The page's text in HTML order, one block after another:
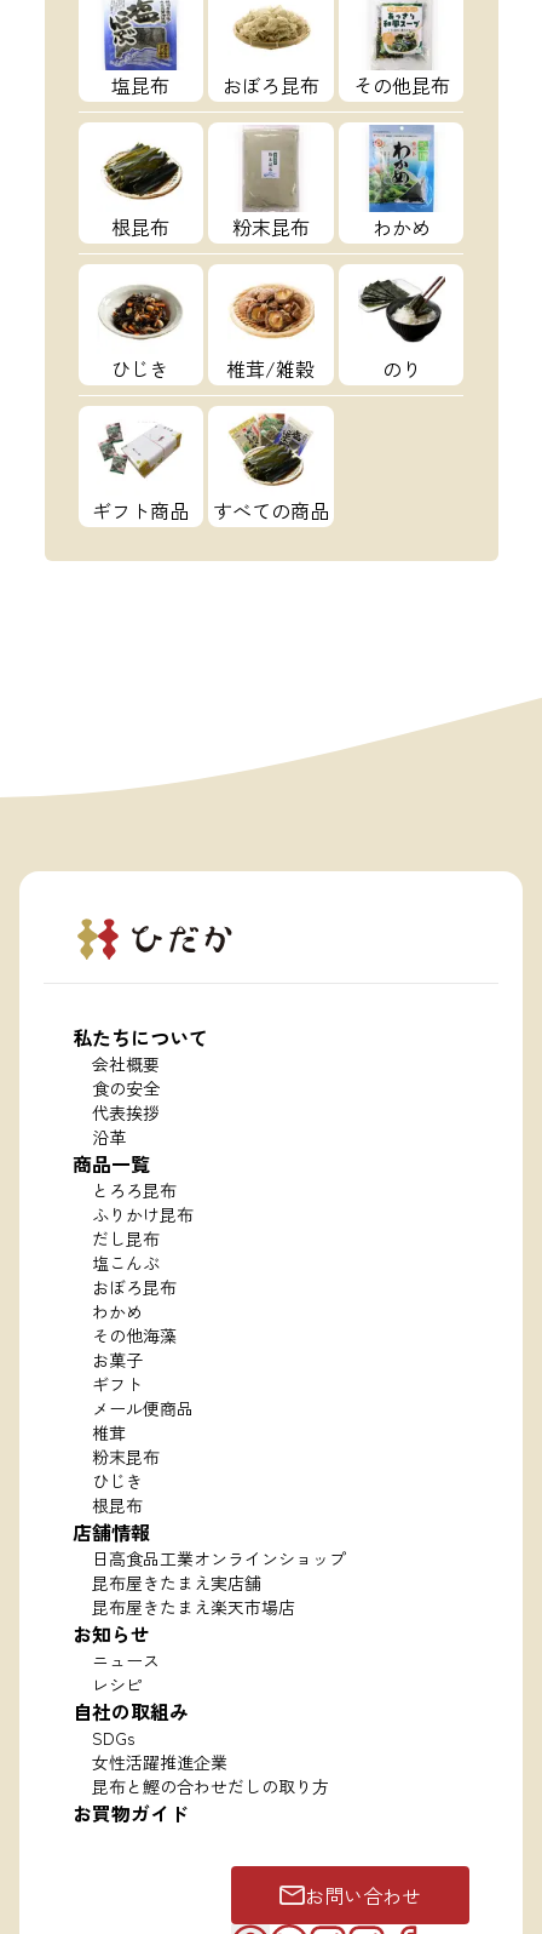
塩昆布 おぼろ昆布 その他昆布
根昆布 粉末昆布 わかめ
ひじき 椎茸/雑穀 のり
ギフト商品 すべての商品
私たちについて
会社概要
食の安全
代表挨拶
沿革
商品一覧
とろろ昆布
ふりかけ昆布
だし昆布
塩こんぶ
おぼろ昆布
わかめ
その他海藻
お菓子
ギフト
メール便商品
椎茸
粉末昆布
ひじき
根昆布
店舗情報
日高食品工業オンラインショップ
昆布屋きたまえ実店舗
昆布屋きたまえ楽天市場店
お知らせ
ニュース
レシピ
自社の取組み
SDGs
女性活躍推進企業
昆布と鰹の合わせだしの取り方
お買物ガイド
お問い合わせ